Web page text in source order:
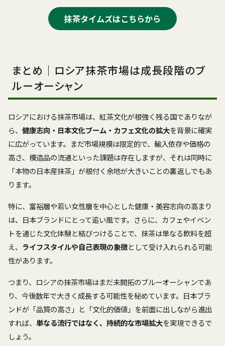
抹茶タイムズはこちらから
まとめ｜ロシア抹茶市場は成長段階のブ
ルーオーシャン
ロシアにおける抹茶市場は、紅茶文化が根強く残る国でありなが
ら、 健康志向・日本文化ブーム・カフェ文化の拡大を背景に確実
に広がっています。まだ市場規模は限定的で、輸入依存や価格の
高さ、模造品の流通といった課題は存在しますが、それは同時に
「本物の日本産抹茶」が根付く余地が大きいことの裏返しでもあ
ります。
特に、富裕層や若い女性層を中心とした健康・美容志向の高まり
は、日本ブランドにとって追い風です。さらに、カフェやイベン
トを通じた文化体験と結びつけることで、抹茶は単なる飲料を超
え、 ライフスタイルや自己表現の象徴として受け入れられる可能
性があります。
つまり、ロシアの抹茶市場はまだ未開拓のブルーオーシャンであ
り、今後数年で大きく成長する可能性を秘めています。日本ブラ
ンドが「品質の高さ」と「文化的価値」を前面に出しながら進出
すれば、 単なる流行ではなく、持続的な市場拡大を実現できるで
しょう。